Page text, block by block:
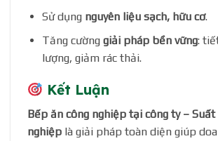
Sử dụng nguyên liệu sạch, hữu cơ.
Tăng cường giải pháp bền vững:
lượng, giảm rác thải.
Kết Luận
Bếp ăn công nghiệp tại công ty – Suất
nghiệp là giải pháp toàn diện giúp